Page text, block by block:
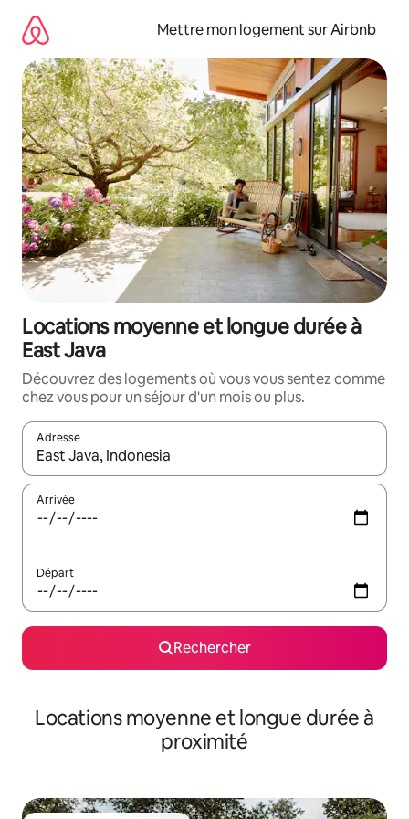
directement
contenu
Mettre mon logement sur Airbnb
Locations moyenne et longue durée à
East Java
Découvrez des logements où vous vous sentez comme
chez vous pour un séjour d'un mois ou plus.
Adresse
Lorsque les résultats s'affichent, utilisez les flèches vers le
Arrivée
Départ
Rechercher
Locations moyenne et longue durée à
proximité